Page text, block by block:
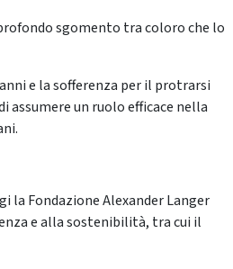
sgomento tra coloro che lo
e la sofferenza per il protrarsi
assumere un ruolo efficace nella
la Fondazione Alexander Langer
e alla sostenibilità, tra cui il